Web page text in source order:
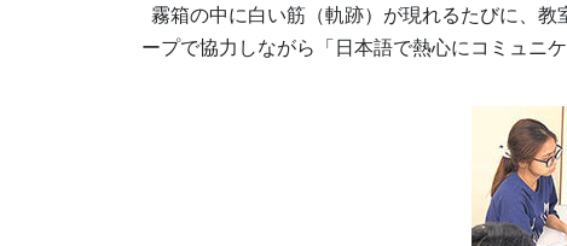
霧箱の中に白い筋（軌跡）が現れるたびに、
ープで協力しながら「日本語で熱心にコミュニ